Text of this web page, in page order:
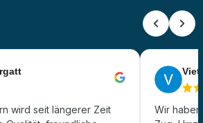
wird seit längerer Zeit
Viet
Wir